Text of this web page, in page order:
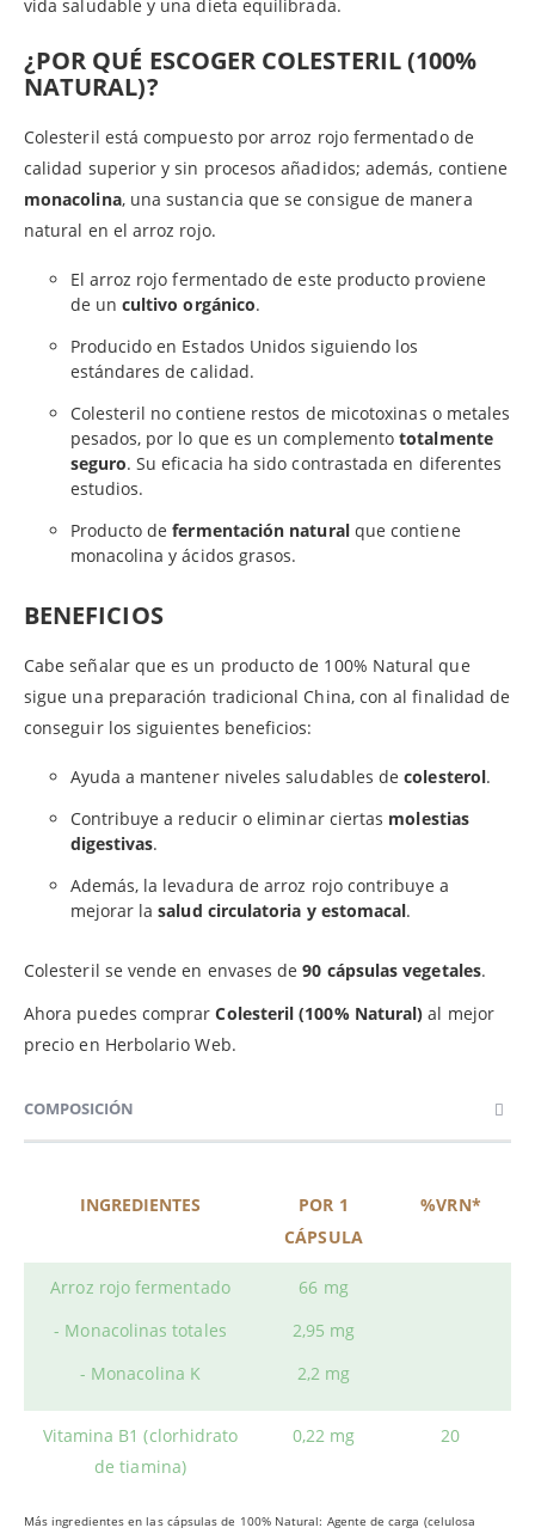
vida saludable y una dieta equilibrada.
¿POR QUÉ ESCOGER COLESTERIL (100%
NATURAL)?
Colesteril está compuesto por arroz rojo fermentado de
calidad superior y sin procesos añadidos; además, contiene
monacolina, una sustancia que se consigue de manera
natural en el arroz rojo.
El arroz rojo fermentado de este producto proviene
de un cultivo orgánico.
Producido en Estados Unidos siguiendo los
estándares de calidad.
Colesteril no contiene restos de micotoxinas o metales
pesados, por lo que es un complementototalmente
seguro. Su eficacia ha sido contrastada en diferentes
estudios.
Producto de fermentación naturalque contiene
monacolina y ácidos grasos.
BENEFICIOS
Cabe señalar que es un producto de 100% Natural que
sigue una preparación tradicional China, con al finalidad de
conseguir los siguientes beneficios:
Ayuda a mantener niveles saludables decolesterol.
Contribuye a reducir o eliminar ciertas molestias
digestivas.
Además, la levadura de arroz rojo contribuye a
mejorar lasalud circulatoria y estomacal.
Colesteril se vende en envases de90 cápsulas vegetales.
Ahora puedes comprarColesteril (100% Natural) al mejor
precio en Herbolario Web.
COMPOSICIÓN
INGREDIENTES
POR 1
CÁPSULA
%VRN*
Arroz rojo fermentado
- Monacolinas totales
- Monacolina K
66 mg
2,95 mg
2,2 mg
Vitamina B1 (clorhidrato
de tiamina)
0,22 mg 20
Más ingredientes en las cápsulas de 100% Natural: Agente de carga (celulosa